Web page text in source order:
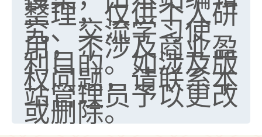
整理，仅供个人研
究、交流学习使
用，不涉及商业盈
利目的。如涉及版
权问题，请联系本
站管理员予以更改
或删除。